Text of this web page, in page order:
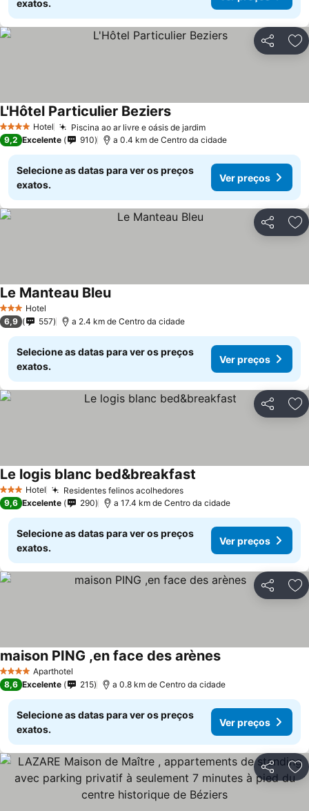
exatos.
Partilhar
4 EstrelasHotel Piscina ao ar livre e oásis de jardimVer preços
L'Hôtel Particulier BeziersVer preços
9,2 Excelente 910 a 0.4 km de Centro da cidade
Selecione as datas para ver os preços
exatos.
Ver preços
Partilhar
3 EstrelasHotel
Le Manteau BleuVer preços
6,9 557 a 2.4 km de Centro da cidade
Selecione as datas para ver os preços
exatos.
Ver preços
Partilhar
3 EstrelasHotel Residentes felinos acolhedoresVer preços
Le logis blanc bed&breakfast
9,6 Excelente 290 a 17.4 km de Centro da cidade
Selecione as datas para ver os preços
exatos.
Ver preços
Partilhar
4 EstrelasAparthotel
maison PING ,en face des arènesVer preços
8,6 Excelente 215 a 0.8 km de Centro da cidade
Selecione as datas para ver os preços
exatos.
Ver preços
Partilhar